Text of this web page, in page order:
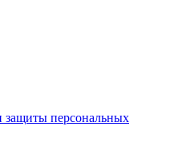
защиты персональных